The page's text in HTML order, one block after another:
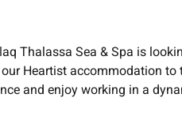
Thalassa Sea & Spa is
Heartist accommodation
and enjoy working in a